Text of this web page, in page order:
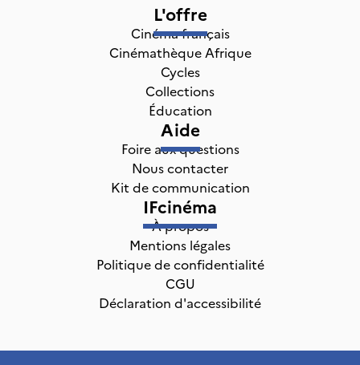
L'offre
Cinéma français
Cinémathèque Afrique
Cycles
Collections
Éducation
Aide
Foire aux questions
Nous contacter
Kit de communication
IFcinéma
À propos
Mentions légales
Politique de confidentialité
CGU
Déclaration d'accessibilité